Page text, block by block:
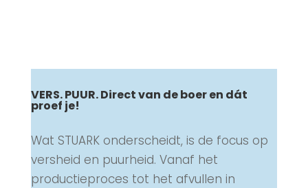
VERS. PUUR. Direct van de boer en dát
proef je!
Wat STUARK onderscheidt, is de focus op
versheid en puurheid. Vanaf het
productieproces tot het afvullen in